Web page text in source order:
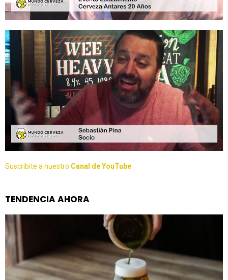
Suscribite a nuestro Canal de YouTube
TENDENCIA AHORA